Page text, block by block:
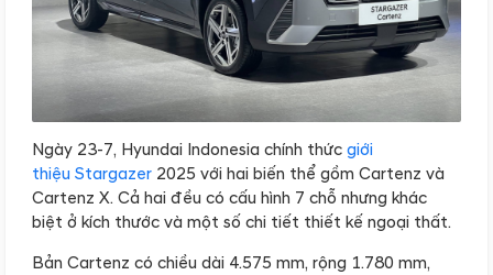
Ngày 23-7, Hyundai Indonesia chính thức giới
thiệu Stargazer 2025 với hai biến thể gồm Cartenz và
Cartenz X. Cả hai đều có cấu hình 7 chỗ nhưng khác
biệt ở kích thước và một số chi tiết thiết kế ngoại thất.
Bản Cartenz có chiều dài 4.575 mm, rộng 1.780 mm,